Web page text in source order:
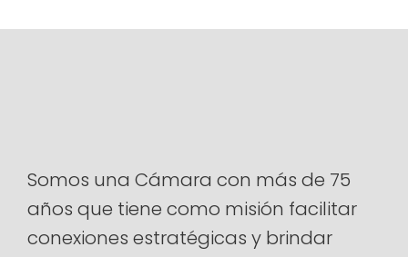
Somos una Cámara con más de 75
años que tiene como misión facilitar
conexiones estratégicas y brindar